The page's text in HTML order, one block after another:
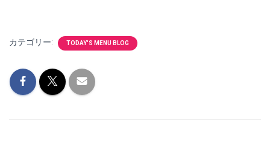
カテゴリー: TODAY'S MENU BLOG